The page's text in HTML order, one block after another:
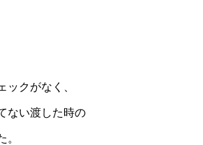
ックがなく、
ない渡した時の
。